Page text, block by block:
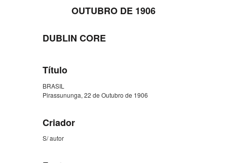
OUTUBRO DE 1906
DUBLIN CORE
Título
BRASIL
Pirassununga, 22 de Outubro de 1906
Criador
S/ autor